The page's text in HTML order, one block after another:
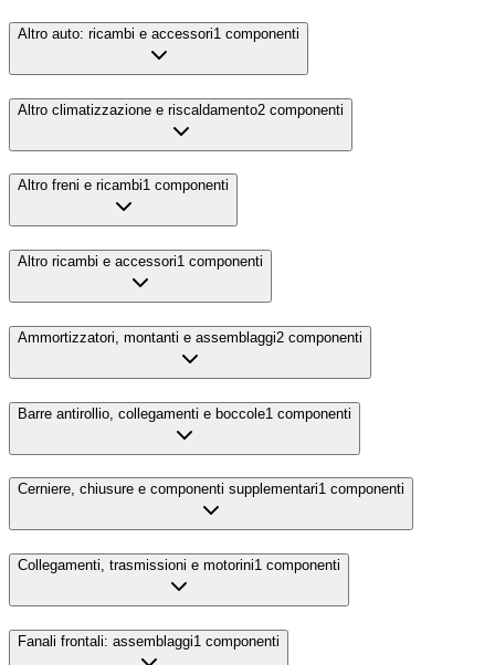
Altro auto: ricambi e accessori1 componenti
Altro climatizzazione e riscaldamento2 componenti
Altro freni e ricambi1 componenti
Altro ricambi e accessori1 componenti
Ammortizzatori, montanti e assemblaggi2 componenti
Barre antirollio, collegamenti e boccole1 componenti
Cerniere, chiusure e componenti supplementari1 componenti
Collegamenti, trasmissioni e motorini1 componenti
Fanali frontali: assemblaggi1 componenti